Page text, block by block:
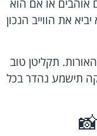
או אם הוא
את הווייב הנכון
תקליטן טוב
תישמע נהדר בכל